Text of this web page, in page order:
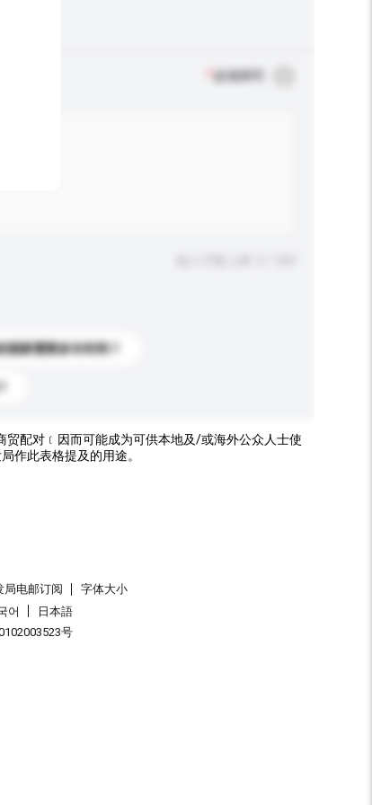
必须填写
国家需要多长时间？
配对﹝因而可能成为可供本地及/或海外公众人士使
作此表格提及的用途。
局电邮订阅
字体大小
어
日本語
号